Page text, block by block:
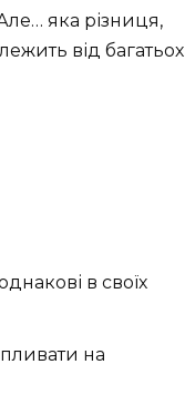
яка різниця,
від багатьох
в своїх
на